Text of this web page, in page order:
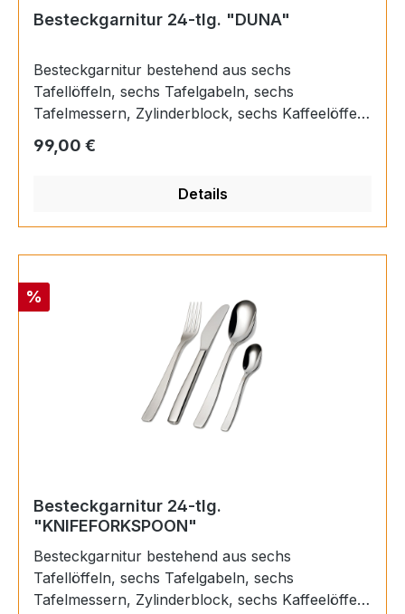
Besteckgarnitur 24-tlg. "DUNA"
Besteckgarnitur bestehend aus sechs
Tafellöffeln, sechs Tafelgabeln, sechs
Tafelmessern, Zylinderblock, sechs Kaffeelöffeln
Designer Marco Zanuso EAN 8003299942671
Regulärer Preis:
99,00 €
Details
Rabatt
%
Besteckgarnitur 24-tlg.
"KNIFEFORKSPOON"
Besteckgarnitur bestehend aus sechs
Tafellöffeln, sechs Tafelgabeln, sechs
Tafelmessern, Zylinderblock, sechs Kaffeelöffeln